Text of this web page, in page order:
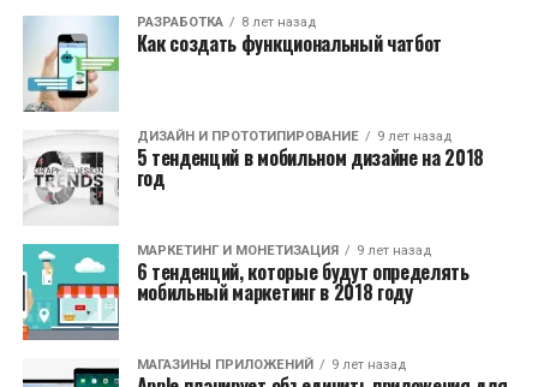
РАЗРАБОТКА 8 лет назад
Как создать функциональный чатбот
ДИЗАЙН И ПРОТОТИПИРОВАНИЕ 9 лет назад
5 тенденций в мобильном дизайне на 2018
год
МАРКЕТИНГ И МОНЕТИЗАЦИЯ 9 лет назад
6 тенденций, которые будут определять
мобильный маркетинг в 2018 году
МАГАЗИНЫ ПРИЛОЖЕНИЙ 9 лет назад